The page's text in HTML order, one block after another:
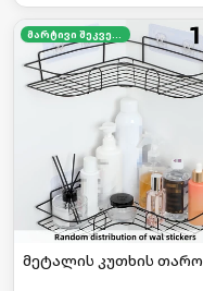
მარტივი შეკვეთა
მეტალის კუთხის თარო